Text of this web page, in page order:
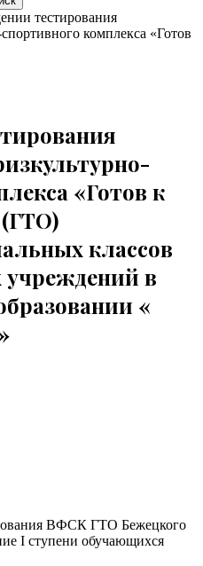
тестирования
комплекса «Готов
«Готов к
(ГТО)
классов
учреждений в
«
ВФСК ГТО Бежецкого
I ступени обучающихся